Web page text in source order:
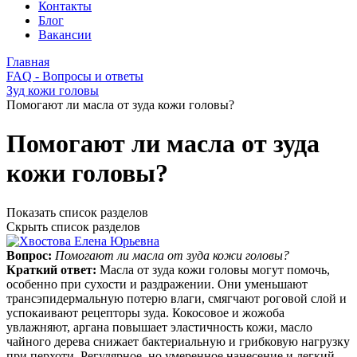
Контакты
Блог
Вакансии
Главная
FAQ - Вопросы и ответы
Зуд кожи головы
Помогают ли масла от зуда кожи головы?
Помогают ли масла от зуда
кожи головы?
Показать список разделов
Скрыть список разделов
Вопрос: Помогают ли масла от зуда кожи головы?
Краткий ответ: Масла от зуда кожи головы могут помочь,
особенно при сухости и раздражении. Они уменьшают
трансэпидермальную потерю влаги, смягчают роговой слой и
успокаивают рецепторы зуда. Кокосовое и жожоба
увлажняют, аргана повышает эластичность кожи, масло
чайного дерева снижает бактериальную и грибковую нагрузку